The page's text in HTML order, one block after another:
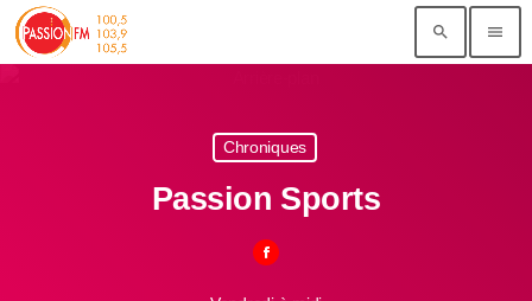
search menu
Chroniques
Passion Sports